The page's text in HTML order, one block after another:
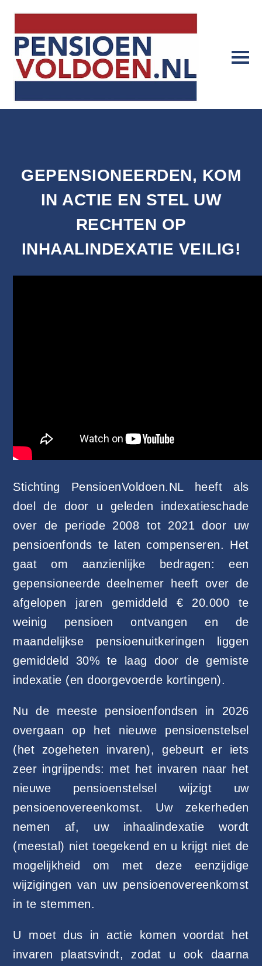
GEPENSIONEERDEN, KOM
IN ACTIE EN STEL UW
RECHTEN OP
INHAALINDEXATIE VEILIG!
Stichting PensioenVoldoen.NL heeft als
doel de door u geleden indexatieschade
over de periode 2008 tot 2021 door uw
pensioenfonds te laten compenseren. Het
gaat om aanzienlijke bedragen: een
gepensioneerde deelnemer heeft over de
afgelopen jaren gemiddeld € 20.000 te
weinig pensioen ontvangen en de
maandelijkse pensioenuitkeringen liggen
gemiddeld 30% te laag door de gemiste
indexatie (en doorgevoerde kortingen).
Nu de meeste pensioenfondsen in 2026
overgaan op het nieuwe pensioenstelsel
(het zogeheten invaren), gebeurt er iets
zeer ingrijpends: met het invaren naar het
nieuwe pensioenstelsel wijzigt uw
pensioenovereenkomst. Uw zekerheden
nemen af, uw inhaalindexatie wordt
(meestal) niet toegekend en u krijgt niet de
mogelijkheid om met deze eenzijdige
wijzigingen van uw pensioenovereenkomst
in te stemmen.
U moet dus in actie komen voordat het
invaren plaatsvindt, zodat u ook daarna